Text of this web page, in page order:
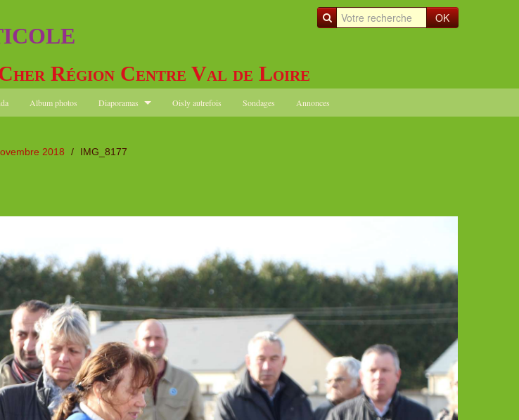
OK
Région Centre Val de Loire
Album photos Diaporamas Oisly autrefois Sondages Annonces
2018 / IMG_8177